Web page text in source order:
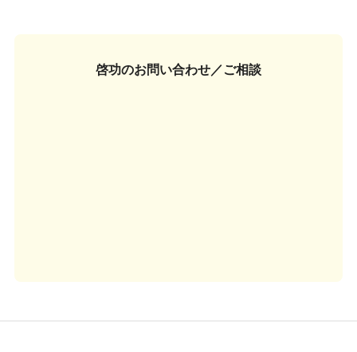
啓功のお問い合わせ／ご相談